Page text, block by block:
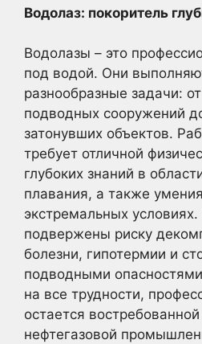
Водолаз: покоритель
Водолазы – это
под водой. Они
разнообразные задачи:
подводных сооружений
затонувших объектов.
требует отличной
глубоких знаний в
плавания, а также
экстремальных
подвержены риску
болезни, гипотермии и
подводными
на все трудности,
остается
нефтегазовой